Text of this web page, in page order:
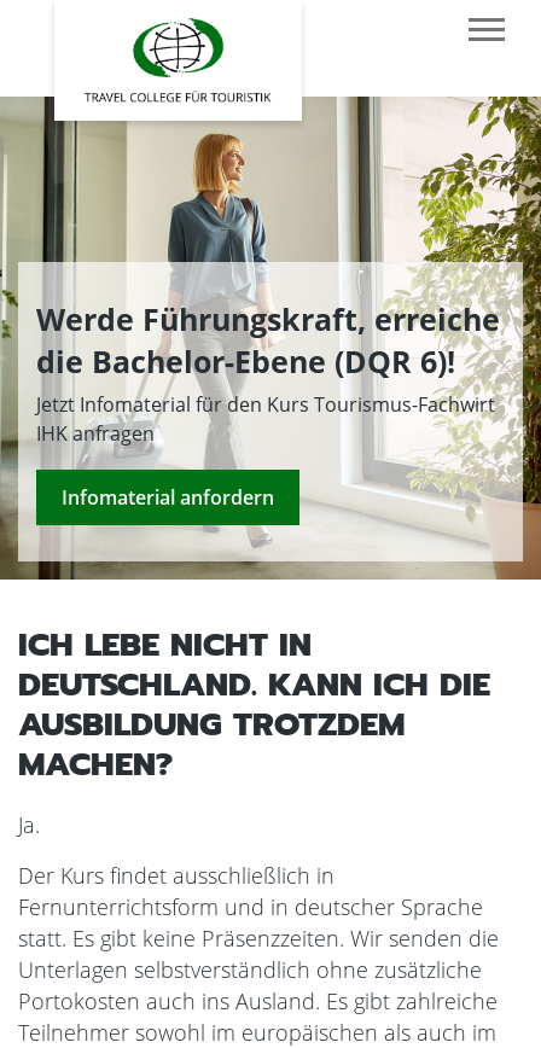
Werde Führungskraft, erreiche
die Bachelor-Ebene (DQR 6)!
Jetzt Infomaterial für den Kurs Tourismus-Fachwirt
IHK anfragen
Infomaterial anfordern
ICH LEBE NICHT IN
DEUTSCHLAND. KANN ICH DIE
AUSBILDUNG TROTZDEM
MACHEN?
Ja.
Der Kurs findet ausschließlich in
Fernunterrichtsform und in deutscher Sprache
statt. Es gibt keine Präsenzzeiten. Wir senden die
Unterlagen selbstverständlich ohne zusätzliche
Portokosten auch ins Ausland. Es gibt zahlreiche
Teilnehmer sowohl im europäischen als auch im